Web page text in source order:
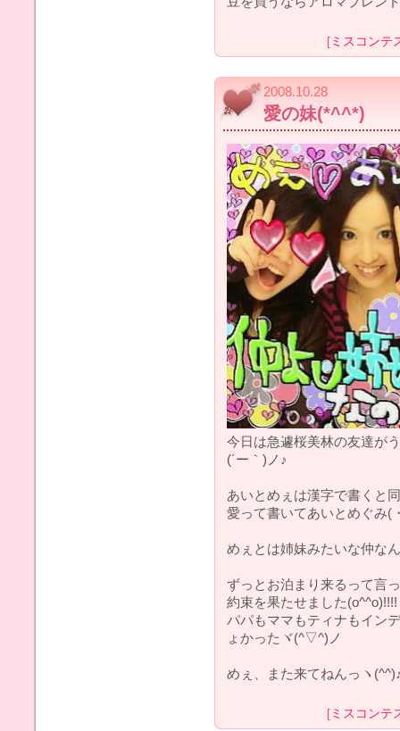
[ ミスコンテ
2008.10.28
愛の妹(*^^*)
今日は急遽桜美林の友達が
(´ー｀)ノ♪
あいとめぇは漢字で書くと
愛って書いてあいとめぐみ(
めぇとは姉妹みたいな仲な
ずっとお泊まり来るって言
約束を果たせました(o^^o)!!!!
パパもママもティナもイン
ょかったヾ(^▽^)ノ
めぇ、また来てねんっヽ
[ ミスコンテ